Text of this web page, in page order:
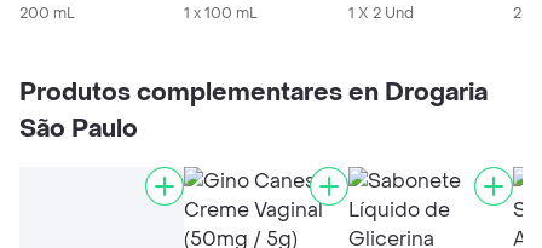
200ml
200 mL
1 x 100 mL
1 X 2 Und
Produtos complementares en Drogaria
São Paulo